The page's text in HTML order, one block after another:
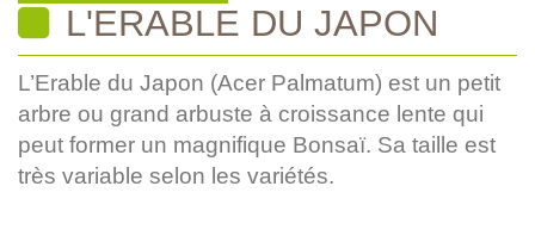
L'ERABLE DU JAPON
L’Erable du Japon (Acer Palmatum) est un petit
arbre ou grand arbuste à croissance lente qui
peut former un magnifique Bonsaï. Sa taille est
très variable selon les variétés.